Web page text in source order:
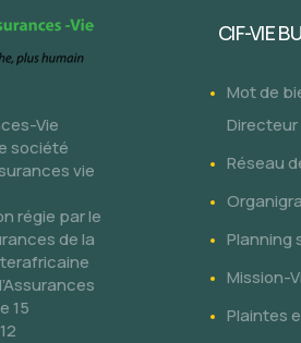
Vie
société
vie
régie par le
de la
15
CIF-VIE
Mot de
Directeur
Réseau
Planning
Mission-
Plaintes